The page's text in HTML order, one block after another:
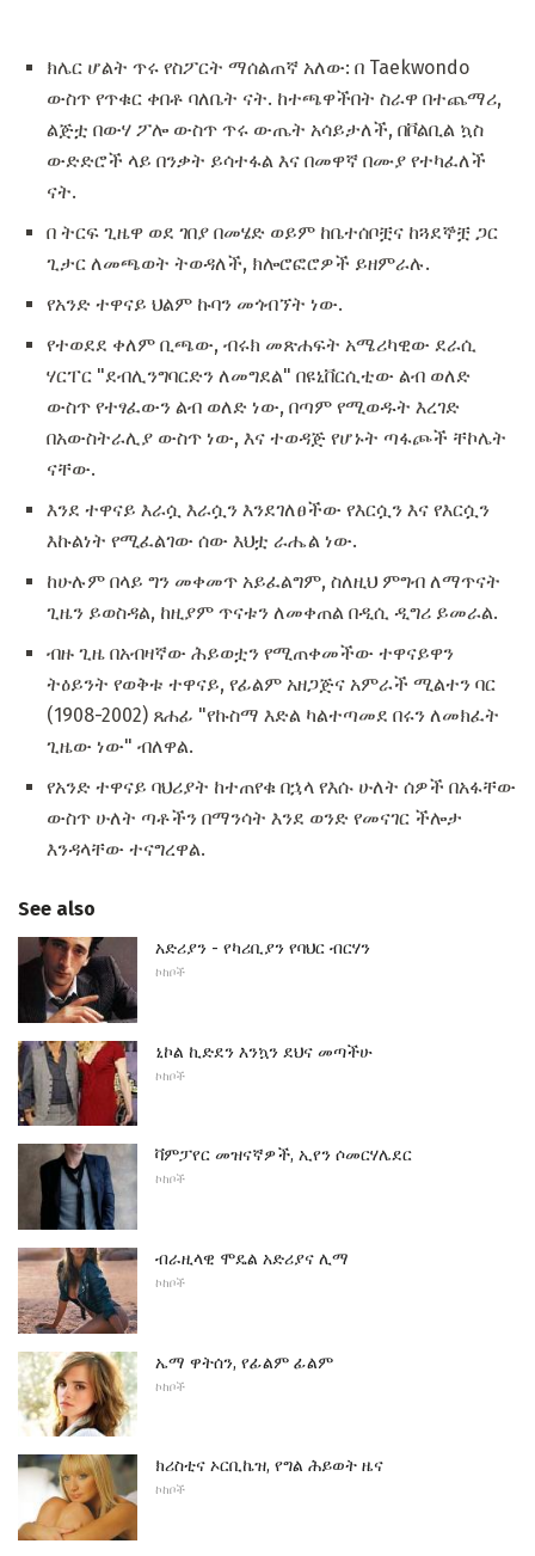
ክሌር ሆልት ጥሩ የስፖርት ማሰልጠኛ አለው: በ Taekwondo
ውስጥ የጥቁር ቀበቶ ባለቤት ናት. ከተጫዋችበት ስራዋ በተጨማሪ,
ልጅቷ በውሃ ፖሎ ውስጥ ጥሩ ውጤት አሳይታለች, በቮልቢል ኳስ
ውድድሮች ላይ በንቃት ይሳተፋል እና በመዋኛ በሙያ የተካፈለች
ናት.
በ ትርፍ ጊዜዋ ወደ ገበያ በመሄድ ወይም ከቤተሰቦቿና ከጓደኞቿ ጋር
ጊታር ለመጫወት ትወዳለች, ክሎሮፎሮዎች ይዘምራሉ.
የአንድ ተዋናይ ህልም ኩባን መጎብኘት ነው.
የተወደደ ቀለም ቢጫው, ብሩክ መጽሐፍት አሜሪካዊው ደራሲ
ሃርፐር "ደብሊንግባርድን ለመግደል" በዩኒቨርሲቲው ልብ ወለድ
ውስጥ የተፃፈውን ልብ ወለድ ነው, በጣም የሚወዱት እረገድ
በአውስትራሊያ ውስጥ ነው, እና ተወዳጅ የሆኑት ጣፋጮች ቸኮሌት
ናቸው.
እንደ ተዋናይ እራሷ እራሷን እንደገለፀችው የእርሷን እና የእርሷን
እኩልነት የሚፈልገው ሰው እህቷ ራሔል ነው.
ከሁሉም በላይ ግን መቀመጥ አይፈልግም, ስለዚህ ምግብ ለማጥናት
ጊዜን ይወስዳል, ከዚያም ጥናቱን ለመቀጠል በዲሲ ዲግሪ ይመራል.
ብዙ ጊዜ በአብዛኛው ሕይወቷን የሚጠቀመችው ተዋናይዋን
ትዕይንት የወቅቱ ተዋናይ, የፊልም አዘጋጅና አምራች ሚልተን ባር
(1908-2002) ጸሐፊ "የኩስማ እድል ካልተጣመደ በሩን ለመክፈት
ጊዜው ነው" ብለዋል.
የአንድ ተዋናይ ባህሪያት ከተጠየቁ በኋላ የእሱ ሁለት ሰዎች በአፋቸው
ውስጥ ሁለት ጣቶችን በማንሳት እንደ ወንድ የመናገር ችሎታ
እንዳላቸው ተናግረዋል.
See also
አድሪያን - የካሪቢያን የባህር ብርሃን
ኮከቦች
ኒኮል ኪድደን እንኳን ደህና መጣችሁ
ኮከቦች
ቫምፓየር መዝናኛዎች, ኢየን ሶመርሃሌደር
ኮከቦች
ብራዚላዊ ሞዴል አድሪያና ሊማ
ኮከቦች
ኤማ ዋትሰን, የፊልም ፊልም
ኮከቦች
ክሪስቲና ኦርቢኬዝ, የግል ሕይወት ዜና
ኮከቦች